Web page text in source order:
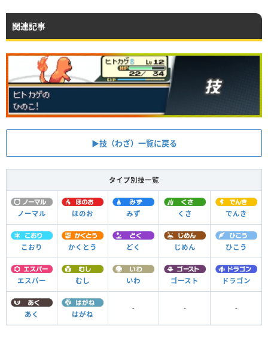
関連記事
▶︎技（わざ）一覧に戻る
タイプ別技一覧
ノーマル ほのお みず くさ でんき
こおり かくとう どく じめん ひこう
エスパー むし いわ ゴースト ドラゴン
あく はがね
- - -